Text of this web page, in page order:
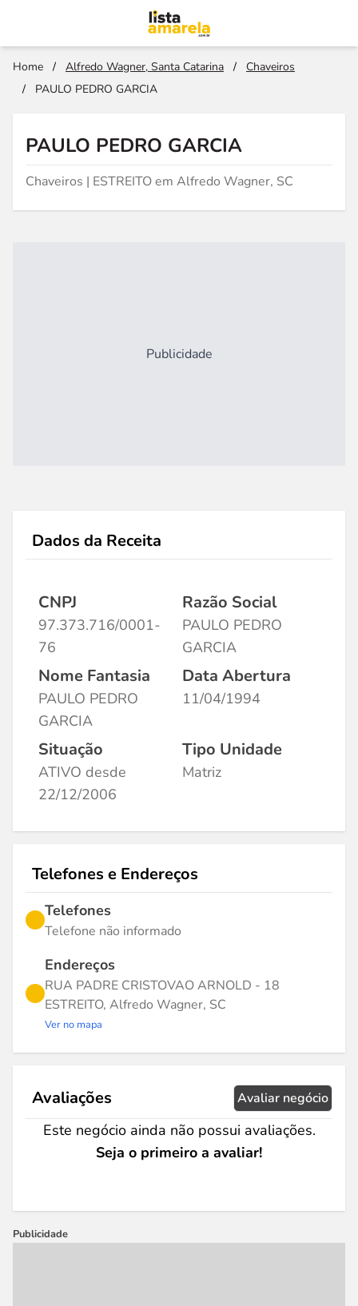
Home / Alfredo Wagner, Santa Catarina /
Chaveiros
/
PAULO PEDRO GARCIA
PAULO PEDRO GARCIA
Chaveiros | ESTREITO em Alfredo Wagner, SC
Publicidade
Dados da Receita
CNPJ
97.373.716/0001-
76
Razão Social
PAULO PEDRO
GARCIA
Nome Fantasia
PAULO PEDRO
GARCIA
Data Abertura
11/04/1994
Situação
ATIVO desde
22/12/2006
Tipo Unidade
Matriz
Telefones e Endereços
Telefones
Telefone não informado
Endereços
RUA PADRE CRISTOVAO ARNOLD - 18
ESTREITO, Alfredo Wagner, SC
Ver no mapa
Avaliações Avaliar negócio
Este negócio ainda não possui avaliações.
Seja o primeiro a avaliar!
Publicidade